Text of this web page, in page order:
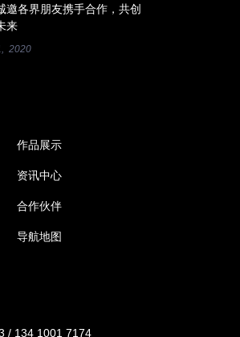
邀各界朋友携手合作，共创
来
2020
作品展示
资讯中心
合作伙伴
导航地图
/ 134 1001 7174